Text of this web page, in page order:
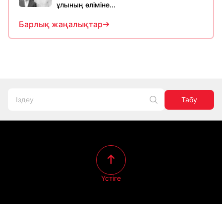
ұлының өліміне...
Барлық жаңалықтар
Табу
Үстіге